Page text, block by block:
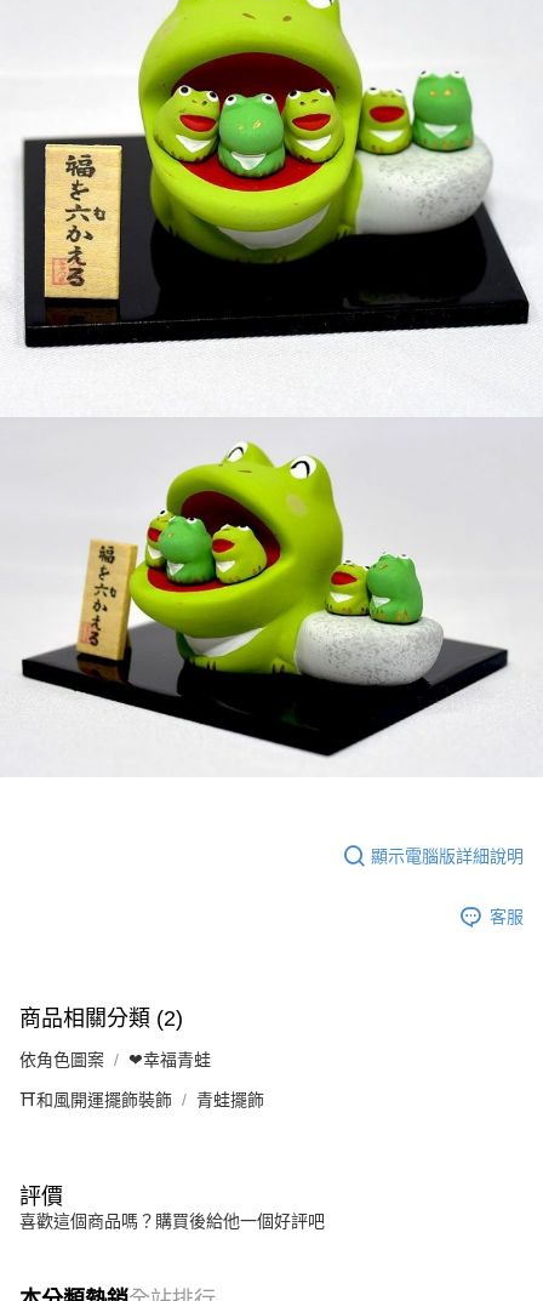
顯示電腦版詳細說明
客服
商品相關分類 (2)
依角色圖案 ❤幸福青蛙
⛩️和風開運擺飾裝飾 青蛙擺飾
評價
喜歡這個商品嗎？購買後給他一個好評吧